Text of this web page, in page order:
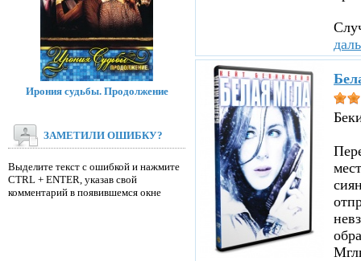
Ирония судьбы. Продолжение
ЗАМЕТИЛИ ОШИБКУ?
Выделите текст с ошибкой и нажмите
CTRL + ENTER, указав свой
комментарий в появившемся окне